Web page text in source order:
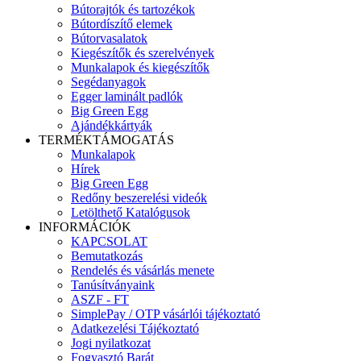
Bútorajtók és tartozékok
Bútordíszítő elemek
Bútorvasalatok
Kiegészítők és szerelvények
Munkalapok és kiegészítők
Segédanyagok
Egger laminált padlók
Big Green Egg
Ajándékkártyák
TERMÉKTÁMOGATÁS
Munkalapok
Hírek
Big Green Egg
Redőny beszerelési videók
Letölthető Katalógusok
INFORMÁCIÓK
KAPCSOLAT
Bemutatkozás
Rendelés és vásárlás menete
Tanúsítványaink
ASZF - FT
SimplePay / OTP vásárlói tájékoztató
Adatkezelési Tájékoztató
Jogi nyilatkozat
Fogyasztó Barát